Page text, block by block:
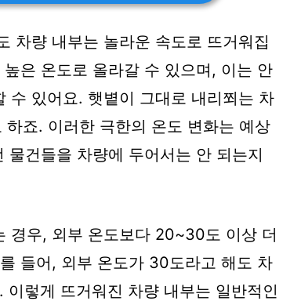
차량 내부는 놀라운 속도로 뜨거워집
은 온도로 올라갈 수 있으며, 이는 안
수 있어요. 햇볕이 그대로 내리쬐는 차
하죠. 이러한 극한의 온도 변화는 예상
건들을 차량에 두어서는 안 되는지
경우, 외부 온도보다 20~30도 이상 더
들어, 외부 온도가 30도라고 해도 차
렇게 뜨거워진 차량 내부는 일반적인